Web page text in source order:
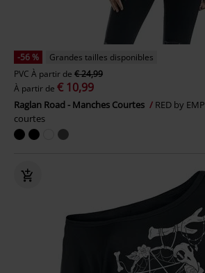
-56 %
Grandes tailles disponibles
PVC À partir de € 24,99
À partir de € 10,99
Raglan Road - Manches Courtes RED by EMP
courtes